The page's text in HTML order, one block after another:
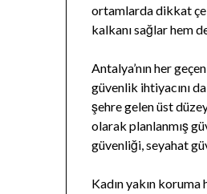
ortamlarda dikkat
kalkanı sağlar hem
Antalya’nın her
güvenlik ihtiyacını
şehre gelen üst
olarak planlanmış
güvenliği, seyahat
Kadın yakın